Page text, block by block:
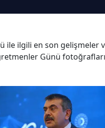
ilgili en son gelişmeler
Günü